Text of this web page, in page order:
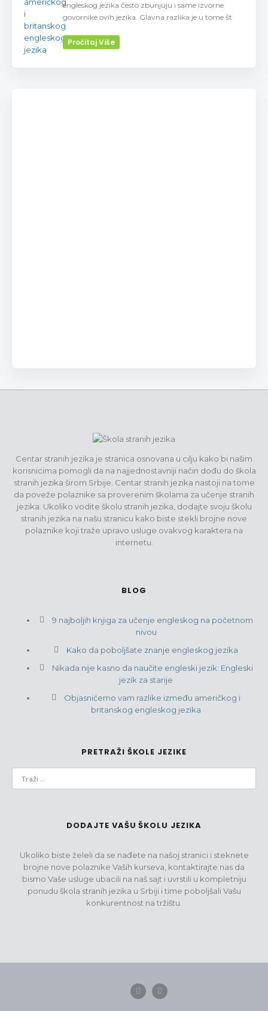
engleskog jezika često zbunjuju i same izvorne
govornike ovih jezika. Glavna razlika je u tome št
Pročitaj Više
Centar stranih jezika je stranica osnovana u cilju kako bi našim
korisnicima pomogli da na najjednostavniji način dođu do škola
stranih jezika širom Srbije. Centar stranih jezika nastoji na tome
da poveže polaznike sa proverenim školama za učenje stranih
jezika. Ukoliko vodite školu stranih jezika, dodajte svoju školu
stranih jezika na našu stranicu kako biste stekli brojne nove
polaznike koji traže upravo usluge ovakvog karaktera na
internetu.
BLOG
9 najboljih knjiga za učenje engleskog na početnom
nivou
Kako da poboljšate znanje engleskog jezika
Nikada nije kasno da naučite engleski jezik: Engleski
jezik za starije
Objasnićemo vam razlike između američkog i
britanskog engleskog jezika
PRETRAŽI ŠKOLE JEZIKE
DODAJTE VAŠU ŠKOLU JEZIKA
Ukoliko biste želeli da se nađete na našoj stranici i steknete
brojne nove polaznike Vaših kurseva, kontaktirajte nas da
bismo Vaše usluge ubacili na naš sajt i uvrstili u kompletniju
ponudu škola stranih jezika u Srbiji i time poboljšali Vašu
konkurentnost na tržištu.